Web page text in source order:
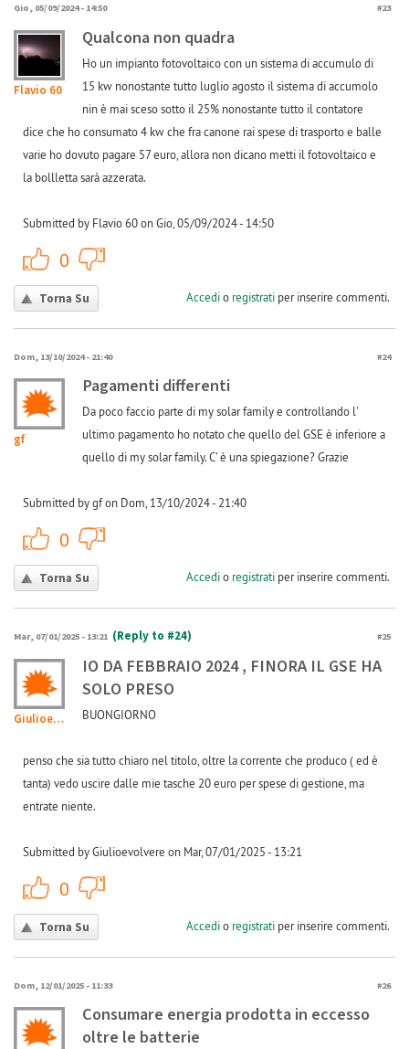
Gio, 05/09/2024 - 14:50 #23
Flavio 60
Qualcona non quadra
Ho un impianto fotovoltaico con un sistema di accumulo di
15 kw nonostante tutto luglio agosto il sistema di accumolo
nin è mai sceso sotto il 25% nonostante tutto il contatore
dice che ho consumato 4 kw che fra canone rai spese di trasporto e balle
varie ho dovuto pagare 57 euro, allora non dicano metti il fotovoltaico e
la bollletta sarà azzerata.
Submitted by Flavio 60 on Gio, 05/09/2024 - 14:50
0
Torna Su Accedio registratiper inserire commenti.
Dom, 13/10/2024 - 21:40 #24
gf
Pagamenti differenti
Da poco faccio parte di my solar family e controllando l'
ultimo pagamento ho notato che quello del GSE è inferiore a
quello di my solar family. C' è una spiegazione? Grazie
Submitted by gf on Dom, 13/10/2024 - 21:40
0
Torna Su Accedio registratiper inserire commenti.
Mar, 07/01/2025 - 13:21 (Reply to #24) #25
Giulioevolvere
IO DA FEBBRAIO 2024 , FINORA IL GSE HA
SOLO PRESO
BUONGIORNO
penso che sia tutto chiaro nel titolo, oltre la corrente che produco ( ed è
tanta) vedo uscire dalle mie tasche 20 euro per spese di gestione, ma
entrate niente.
Submitted by Giulioevolvere on Mar, 07/01/2025 - 13:21
0
Torna Su Accedio registratiper inserire commenti.
Dom, 12/01/2025 - 11:33 #26
Consumare energia prodotta in eccesso
oltre le batterie